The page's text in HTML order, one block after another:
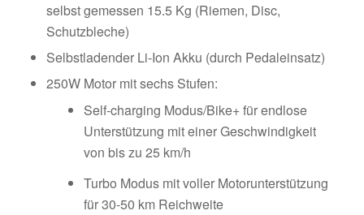
selbst gemessen 15.5 Kg (Riemen, Disc,
Schutzbleche)
Selbstladender Li-Ion Akku (durch Pedaleinsatz)
250W Motor mit sechs Stufen:
Self-charging Modus/Bike+ für endlose
Unterstützung mit einer Geschwindigkeit
von bis zu 25 km/h
Turbo Modus mit voller Motorunterstützung
für 30-50 km Reichweite